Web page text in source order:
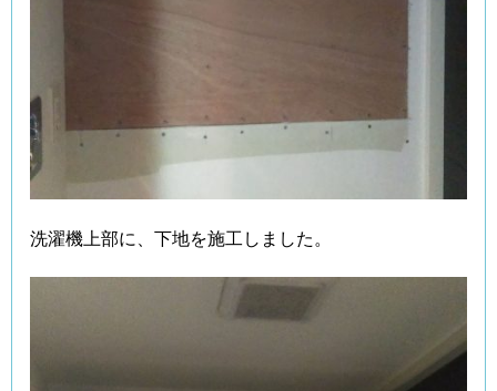
洗濯機上部に、下地を施工しました。